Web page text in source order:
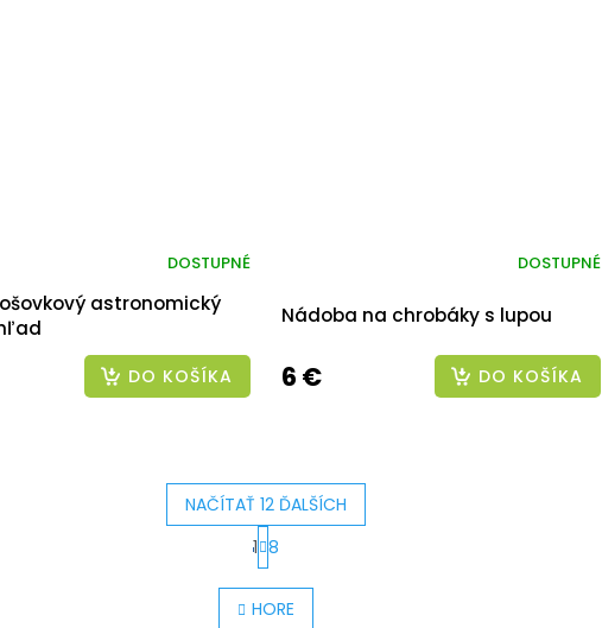
astronomický
DOSTUPNÉ
DO KOŠÍKA
Nádoba na chrobáky s lupou
DOSTUPNÉ
6 € DO KOŠÍKA
O
v
l
NAČÍTAŤ 12 ĎALŠÍCH
S
t
r
1 8
HORE